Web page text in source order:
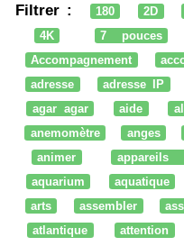
Filtrer : 180 2D
4K
7 pouces
Accompagnement
adresse
adresse IP
agar agar
aide
anemomètre
anges
animer
appareils
aquarium
aquatique
arts
assembler
atlantique
attention